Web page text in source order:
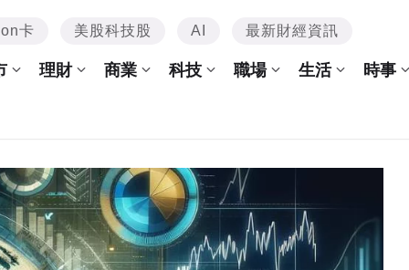
卡 美股科技股 AI 最新財經資訊
理財 商業 科技 職場 生活 時事